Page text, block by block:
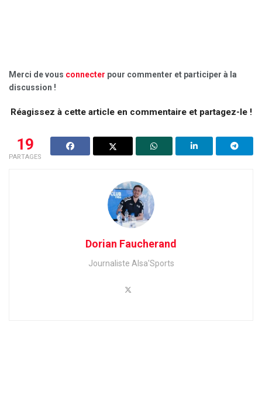
Merci de vous connecter pour commenter et participer à la
discussion !
Réagissez à cette article en commentaire et partagez-le !
19
PARTAGES
Dorian Faucherand
Journaliste Alsa'Sports